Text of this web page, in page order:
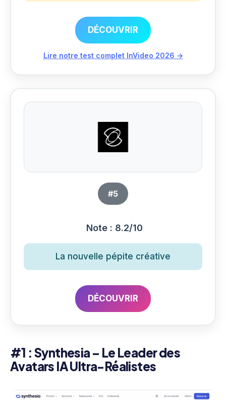
DÉCOUVRIR
Lire notre test complet InVideo 2026 →
#5
Note : 8.2/10
La nouvelle pépite créative
DÉCOUVRIR
#1 : Synthesia – Le Leader des
Avatars IA Ultra-Réalistes